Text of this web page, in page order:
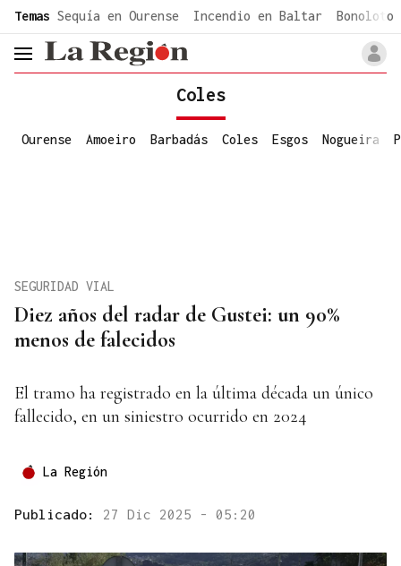
common.go-to-content
Temas Sequía en Ourense Incendio en Baltar Bonoloto
header.menu.open
Coles
Ourense Amoeiro Barbadás Coles Esgos Nogueira
Diez años del radar de Gustei: un 90%
menos de falecidos
SEGURIDAD VIAL
El tramo ha registrado en la última década un único
fallecido, en un siniestro ocurrido en 2024
La Región
Publicado: 27 Dic 2025 - 05:20